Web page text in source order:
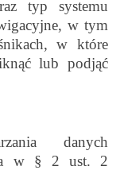
typ systemu
w tym
w które
lub podjąć
danych
w § 2 ust. 2